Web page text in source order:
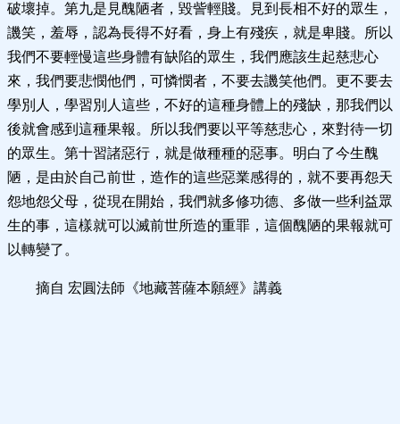
破壞掉。第九是見醜陋者，毀訾輕賤。見到長相不好的眾生，
譏笑，羞辱，認為長得不好看，身上有殘疾，就是卑賤。所以
我們不要輕慢這些身體有缺陷的眾生，我們應該生起慈悲心
來，我們要悲憫他們，可憐憫者，不要去譏笑他們。更不要去
學別人，學習別人這些，不好的這種身體上的殘缺，那我們以
後就會感到這種果報。所以我們要以平等慈悲心，來對待一切
的眾生。第十習諸惡行，就是做種種的惡事。明白了今生醜
陋，是由於自己前世，造作的這些惡業感得的，就不要再怨天
怨地怨父母，從現在開始，我們就多修功德、多做一些利益眾
生的事，這樣就可以滅前世所造的重罪，這個醜陋的果報就可
以轉變了。
摘自 宏圓法師《地藏菩薩本願經》講義